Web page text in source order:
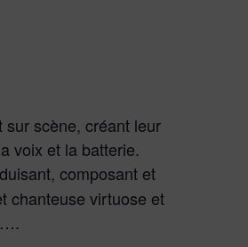
scène, créant leur
voix et la batterie.
composant et
chanteuse virtuose et
….